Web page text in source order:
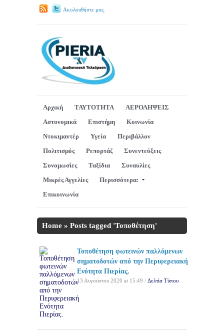
Ακολουθήστε μας.
Αρχική ΤΑΥΤΟΤΗΤΑ
ΑΕΡΟΛΗΨΕΙΣ
Αστυνομικά
Επιστήμη
Κοινωνία
Ντοκιμαντέρ
Υγεία
Περιβάλλον
Πολιτισμός
Ρεπορτάζ
Συνεντεύξεις
Συνομωσίες
Ταξίδια
Συναυλίες
Μικρές Αγγελίες
Περισσότερα:
Επικοινωνία
Home » Posts tagged 'Τοποθέτηση'
Τοποθέτηση φωτεινών παλλόμενων
σηματοδοτών από την Περιφερειακή
Ενότητα Πιερίας.
13 Αυγούστου 2020 at 15:49 / Δελτία Τύπου